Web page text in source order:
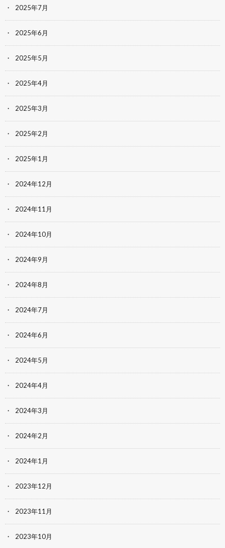
2025年7月
2025年6月
2025年5月
2025年4月
2025年3月
2025年2月
2025年1月
2024年12月
2024年11月
2024年10月
2024年9月
2024年8月
2024年7月
2024年6月
2024年5月
2024年4月
2024年3月
2024年2月
2024年1月
2023年12月
2023年11月
2023年10月